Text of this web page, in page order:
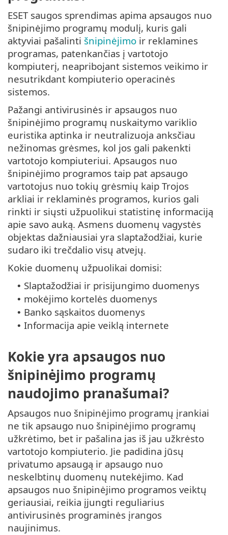
ESET saugos sprendimas apima apsaugos nuo
šnipinėjimo programų modulį, kuris gali
aktyviai pašalinti šnipinėjimo ir reklamines
programas, patenkančias į vartotojo
kompiuterį, neapribojant sistemos veikimo ir
nesutrikdant kompiuterio operacinės
sistemos.
Pažangi antivirusinės ir apsaugos nuo
šnipinėjimo programų nuskaitymo variklio
euristika aptinka ir neutralizuoja anksčiau
nežinomas grėsmes, kol jos gali pakenkti
vartotojo kompiuteriui. Apsaugos nuo
šnipinėjimo programos taip pat apsaugo
vartotojus nuo tokių grėsmių kaip Trojos
arkliai ir reklaminės programos, kurios gali
rinkti ir siųsti užpuolikui statistinę informaciją
apie savo auką. Asmens duomenų vagystės
objektas dažniausiai yra slaptažodžiai, kurie
sudaro iki trečdalio visų atvejų.
Kokie duomenų užpuolikai domisi:
• Slaptažodžiai ir prisijungimo duomenys
• mokėjimo kortelės duomenys
• Banko sąskaitos duomenys
• Informacija apie veiklą internete
Kokie yra apsaugos nuo
šnipinėjimo programų
naudojimo pranašumai?
Apsaugos nuo šnipinėjimo programų įrankiai
ne tik apsaugo nuo šnipinėjimo programų
užkrėtimo, bet ir pašalina jas iš jau užkrėsto
vartotojo kompiuterio. Jie padidina jūsų
privatumo apsaugą ir apsaugo nuo
neskelbtinų duomenų nutekėjimo. Kad
apsaugos nuo šnipinėjimo programos veiktų
geriausiai, reikia įjungti reguliarius
antivirusinės programinės įrangos
naujinimus.